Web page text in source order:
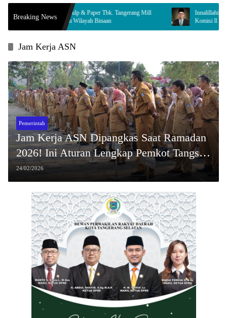
Breaking News
Kiat Pulp & Paper Tbk. Tangerang Mill
Enam Wilayah Binaan
Innalillahi, Legislator
Komisi ll Berduka
Jam Kerja ASN
Pemerintah
Jam Kerja ASN Dipangkas Saat Ramadan
2026! Ini Aturan Lengkap Pemkot Tangsel
yang Wajib Diketahui
24/02/2026